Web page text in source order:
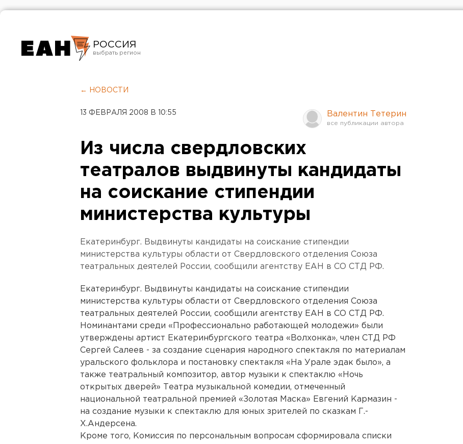
РОССИЯ
Челябинск
← НОВОСТИ
13 ФЕВРАЛЯ 2008 В 10:55 Валентин Тетерин
Из числа свердловских
театралов выдвинуты кандидаты
на соискание стипендии
министерства культуры
Екатеринбург. Выдвинуты кандидаты на соискание стипендии
министерства культуры области от Свердловского отделения Союза
театральных деятелей России, сообщили агентству ЕАН в СО СТД РФ.
Екатеринбург. Выдвинуты кандидаты на соискание стипендии
министерства культуры области от Свердловского отделения Союза
театральных деятелей России, сообщили агентству ЕАН в СО СТД РФ.
Номинантами среди «Профессионально работающей молодежи» были
утверждены артист Екатеринбургского театра «Волхонка», член СТД РФ
Сергей Салеев - за создание сценария народного спектакля по материалам
уральского фольклора и постановку спектакля «На Урале эдак было», а
также театральный композитор, автор музыки к спектаклю «Ночь
открытых дверей» Театра музыкальной комедии, отмеченный
национальной театральной премией «Золотая Маска» Евгений Кармазин -
на создание музыки к спектаклю для юных зрителей по сказкам Г.-
Х.Андерсена.
Кроме того, Комиссия по персональным вопросам сформировала списки